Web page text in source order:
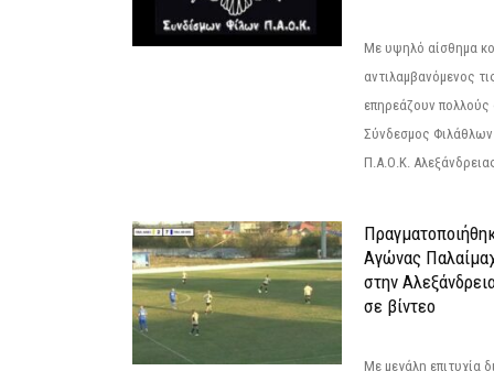
Με υψηλό αίσθημα
αντιλαμβανόμενος
επηρεάζουν πολλούς
Σύνδεσμος
Π.Α.Ο.Κ.
Αγώνας
στην
σε βίντεο
Με μεγάλη επιτυχία